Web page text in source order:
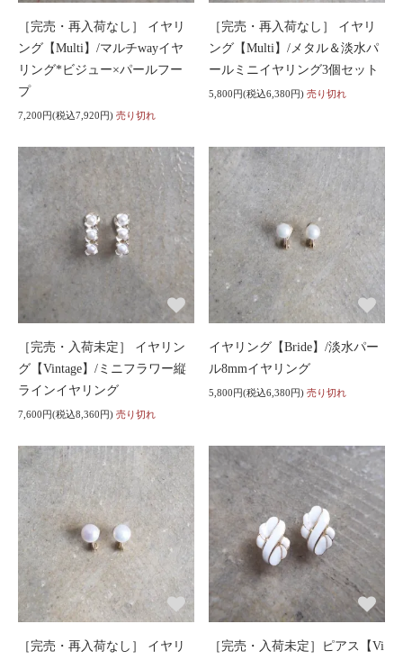
［完売・再入荷なし］ イヤリ
ング【Multi】/マルチwayイヤ
リング*ビジュー×パールフー
プ
7,200円(税込7,920円) 売り切れ
［完売・再入荷なし］ イヤリ
ング【Multi】/メタル＆淡水パ
ールミニイヤリング3個セット
5,800円(税込6,380円) 売り切れ
［完売・入荷未定］ イヤリン
グ【Vintage】/ミニフラワー縦
ラインイヤリング
7,600円(税込8,360円) 売り切れ
イヤリング【Bride】/淡水パー
ル8mmイヤリング
5,800円(税込6,380円) 売り切れ
［完売・再入荷なし］ イヤリ
［完売・入荷未定］ピアス【Vi